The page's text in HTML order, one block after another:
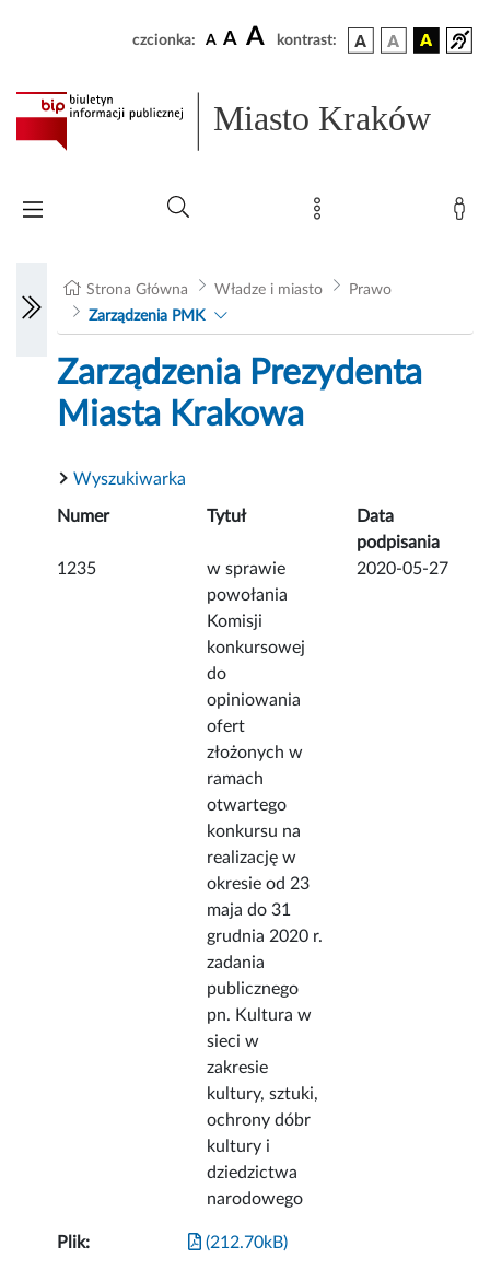
czcionka: A A A kontrast:
Miasto Kraków
Strona Główna Władze i miasto
Prawo
Zarządzenia PMK
Zarządzenia Prezydenta
Miasta Krakowa
Wyszukiwarka
Numer Tytuł
Data
podpisania
1235
w sprawie
powołania
Komisji
konkursowej
do
opiniowania
ofert
złożonych w
ramach
otwartego
konkursu na
realizację w
okresie od 23
maja do 31
grudnia 2020 r.
zadania
publicznego
pn. Kultura w
sieci w
zakresie
kultury, sztuki,
ochrony dóbr
kultury i
dziedzictwa
narodowego
2020-05-27
Plik: (212.70kB)